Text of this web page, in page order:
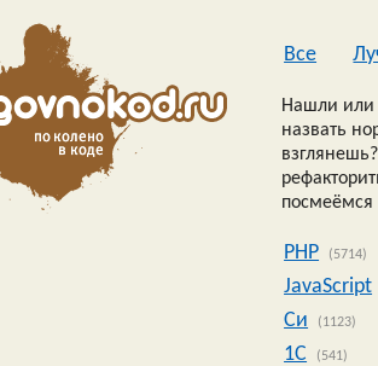
Все
Нашли или
назвать
посмеёмся
PHP (5714)
JavaScript
Си
(1123)
1C (541)